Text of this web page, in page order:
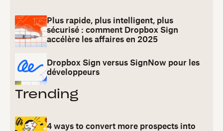
Plus rapide, plus intelligent, plus
sécurisé : comment Dropbox Sign
accélère les affaires en 2025
Dropbox Sign versus SignNow pour les
développeurs
Trending
4 ways to convert more prospects into